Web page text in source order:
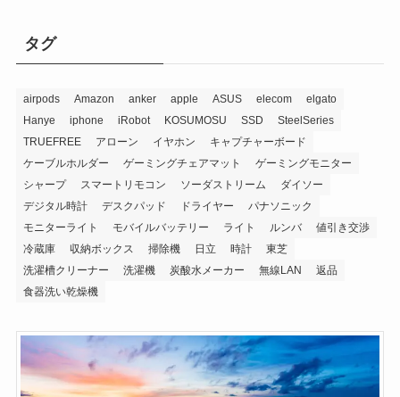
タグ
airpods Amazon anker apple ASUS elecom
elgato
Hanye
iphone iRobot KOSUMOSU SSD
SteelSeries
TRUEFREE
アローン イヤホン
キャプチャーボード
ケーブルホルダー
ゲーミングチェアマット
ゲーミングモニター
シャープ
スマートリモコン ソーダストリーム
ダイソー
デジタル時計
デスクパッド ドライヤー
パナソニック
モニターライト
モバイルバッテリー ライト ルンバ
値引き交渉
冷蔵庫
収納ボックス 掃除機 日立 時計
東芝
洗濯槽クリーナー
洗濯機 炭酸水メーカー 無線LAN
返品
食器洗い乾燥機